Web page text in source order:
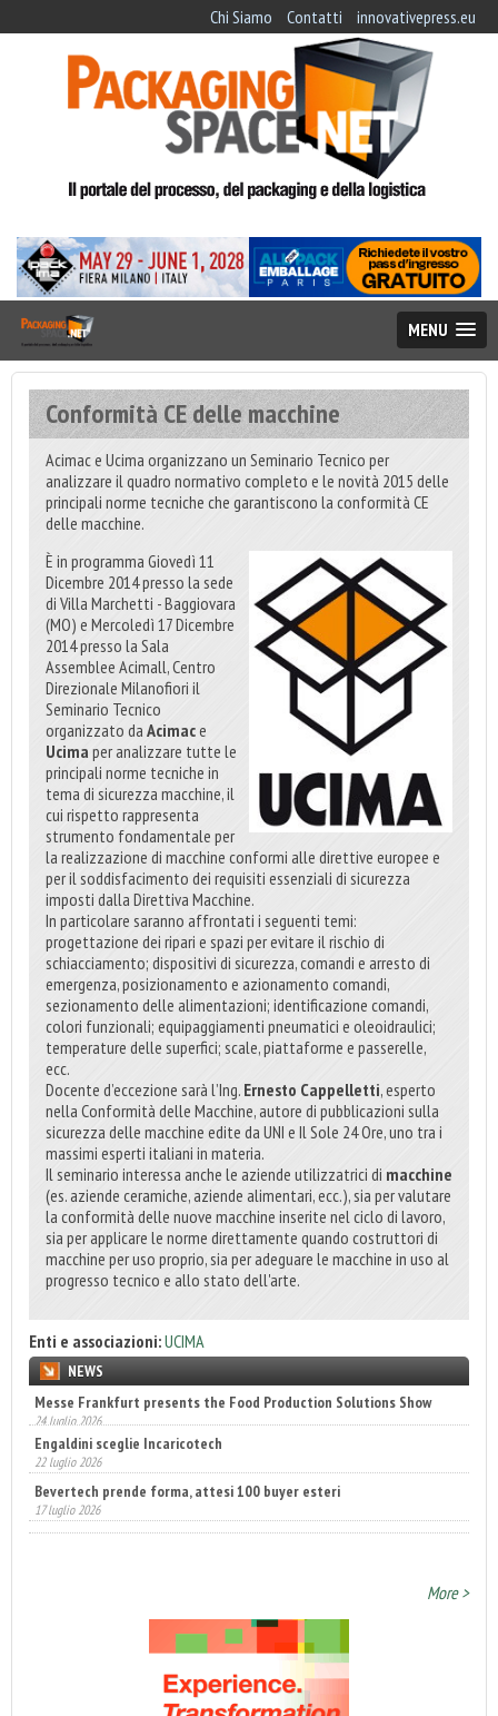
Chi Siamo Contatti innovativepress.eu
MENU
Conformità CE delle macchine
Acimac e Ucima organizzano un Seminario Tecnico per
analizzare il quadro normativo completo e le novità 2015 delle
principali norme tecniche che garantiscono la conformità CE
delle macchine.
È in programma Giovedì 11
Dicembre 2014 presso la sede
di Villa Marchetti - Baggiovara
(MO) e Mercoledì 17 Dicembre
2014 presso la Sala
Assemblee Acimall, Centro
Direzionale Milanofiori il
Seminario Tecnico
organizzato da Acimace
Ucima per analizzare tutte le
principali norme tecniche in
tema di sicurezza macchine, il
cui rispetto rappresenta
strumento fondamentale per
la realizzazione di macchine conformi alle direttive europee e
per il soddisfacimento dei requisiti essenziali di sicurezza
imposti dalla Direttiva Macchine.
In particolare saranno affrontati i seguenti temi:
progettazione dei ripari e spazi per evitare il rischio di
schiacciamento; dispositivi di sicurezza, comandi e arresto di
emergenza, posizionamento e azionamento comandi,
sezionamento delle alimentazioni; identificazione comandi,
colori funzionali; equipaggiamenti pneumatici e oleoidraulici;
temperature delle superfici; scale, piattaforme e passerelle,
ecc.
Docente d’eccezione sarà l’Ing. Ernesto Cappelletti, esperto
nella Conformità delle Macchine, autore di pubblicazioni sulla
sicurezza delle macchine edite da UNI e Il Sole 24 Ore, uno tra i
massimi esperti italiani in materia.
Il seminario interessa anche le aziende utilizzatrici di macchine
(es. aziende ceramiche, aziende alimentari, ecc.), sia per valutare
la conformità delle nuove macchine inserite nel ciclo di lavoro,
sia per applicare le norme direttamente quando costruttori di
macchine per uso proprio, sia per adeguare le macchine in uso al
progresso tecnico e allo stato dell'arte.
Enti e associazioni:UCIMA
NEWS
Engaldini sceglie Incaricotech
22 luglio 2026
Bevertech prende forma, attesi 100 buyer esteri
17 luglio 2026
Fatturato record per l'industria cosmetica in Italia
10 luglio 2026
More >